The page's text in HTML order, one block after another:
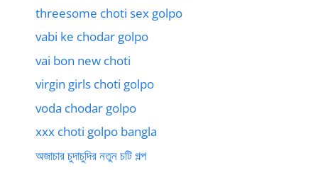
threesome choti sex golpo
vabi ke chodar golpo
vai bon new choti
virgin girls choti golpo
voda chodar golpo
xxx choti golpo bangla
অজাচার চুদাচুদির নতুন চটি গল্প